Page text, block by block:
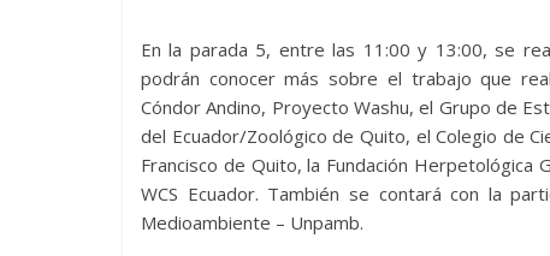
En la parada 5, entre las 11:00 y 13:00, se
podrán conocer más sobre el trabajo que
Cóndor Andino, Proyecto Washu, el Grupo de
del Ecuador/Zoológico de Quito, el Colegio de
Francisco de Quito, la Fundación Herpetológica
WCS Ecuador. También se contará con la
Medioambiente – Unpamb.